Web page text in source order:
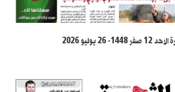
26 يوليو 2026